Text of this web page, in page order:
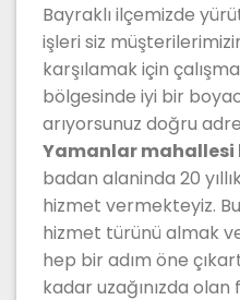
Bayraklı ilçemizde
işleri siz
karşılamak için
bölgesinde iyi bir
arıyorsunuz doğru
Yamanlar mahallesi
badan alaninda 20
hizmet vermekteyiz.
hizmet türünü almak ve
hep bir adım öne
kadar uzağınızda olan